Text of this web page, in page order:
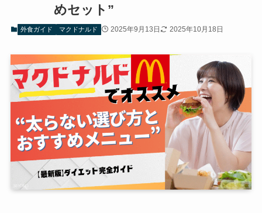
めセット”
外食ガイド マクドナルド 2025年9月13日 2025年10月18日